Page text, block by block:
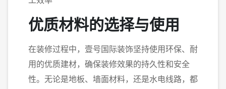
优质材料的选择与使用
在装修过程中，壹号国际装饰坚持使用环保、耐
用的优质建材，确保装修效果的持久性和安全
性。无论是地板、墙面材料，还是水电线路，都